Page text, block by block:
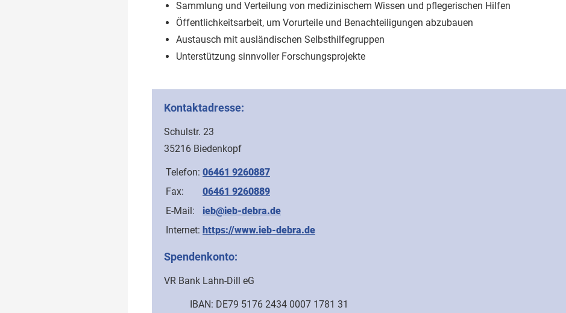
Sammlung und Verteilung von medizinischem Wissen und pflegerischen Hilfen
Öffentlichkeitsarbeit, um Vorurteile und Benachteiligungen abzubauen
Austausch mit ausländischen Selbsthilfegruppen
Unterstützung sinnvoller Forschungsprojekte
Kontaktadresse:
Schulstr. 23
35216 Biedenkopf
Telefon: 06461 9260887
Fax:
06461 9260889
E-Mail:
ieb@ieb-debra.de
Internet: https://www.ieb-debra.de
Spendenkonto:
VR Bank Lahn-Dill eG
IBAN: DE79 5176 2434 0007 1781 31